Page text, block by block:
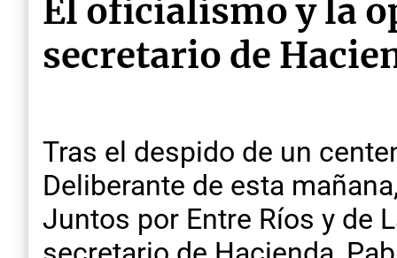
El oficialismo y la
secretario de
Tras el despido de un
Deliberante de esta
Juntos por Entre Ríos y de